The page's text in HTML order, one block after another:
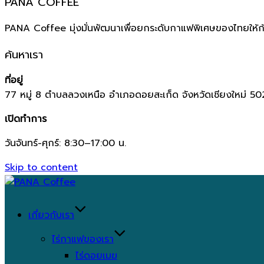
PANA Coffee มุ่งมั่นพัฒนาเพื่อยกระดับกาแฟพิเศษของไทยให้
ค้นหาเรา
ที่อยู่
77 หมู่ 8 ตำบลลวงเหนือ อำเภอดอยสะเก็ด จังหวัดเชียงใหม่
เปิดทำการ
วันจันทร์-ศุกร์: 8:30–17:00 น.
Skip to content
เกี่ยวกับเรา
ไร่กาแฟของเรา
ไร่ดอยเมฆ